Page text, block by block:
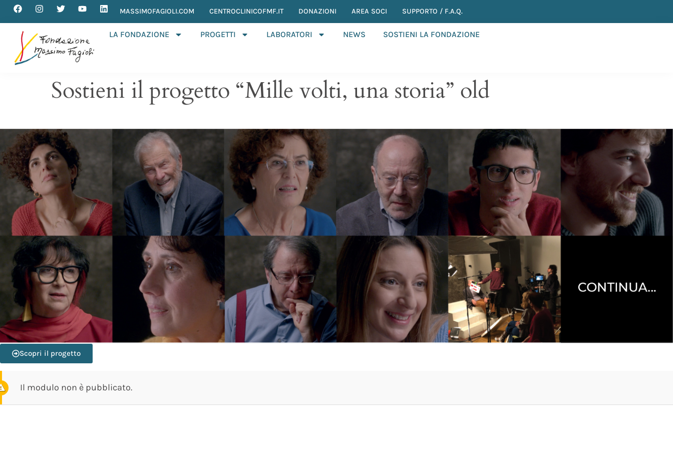
MASSIMOFAGIOLI.COM CENTROCLINICOFMF.IT DONAZIONI AREA SOCI SUPPORTO / F.A.Q.
LA FONDAZIONE PROGETTI LABORATORI NEWS SOSTIENI LA FONDAZIONE
Sostieni il progetto “Mille volti, una storia” old
Scopri il progetto
Il modulo non è pubblicato.